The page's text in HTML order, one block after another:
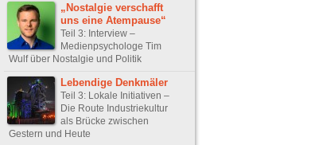
„Nostalgie verschafft
uns eine Atempause“
Teil 3: Interview –
Medienpsychologe Tim
Wulf über Nostalgie und Politik
Lebendige Denkmäler
Teil 3: Lokale Initiativen –
Die Route Industriekultur
als Brücke zwischen
Gestern und Heute